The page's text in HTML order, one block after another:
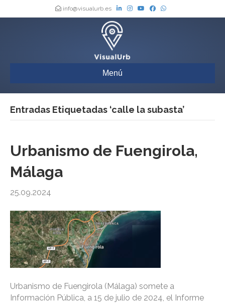
info@visualurb.es
Menú
Entradas Etiquetadas ‘calle la subasta’
Urbanismo de Fuengirola,
Málaga
25.09.2024
Urbanismo de Fuengirola (Málaga) somete a
Información Pública, a 15 de julio de 2024, el Informe